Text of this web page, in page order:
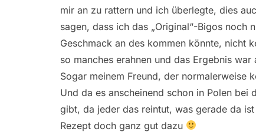
mir an zu rattern und ich überlegte, dies
sagen, dass ich das „Original“-Bigos noch
Geschmack an des kommen könnte, nicht
so manches erahnen und das Ergebnis
Sogar meinem Freund, der normalerweise
Und da es anscheinend schon in Polen bei
gibt, da jeder das reintut, was gerade da
Rezept doch ganz gut dazu